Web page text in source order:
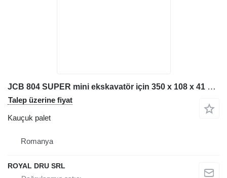
JCB 804 SUPER mini ekskavatör için 350 x 108 x 41 kauçuk palet
Talep üzerine fiyat
Kauçuk palet
Romanya
ROYAL DRU SRL